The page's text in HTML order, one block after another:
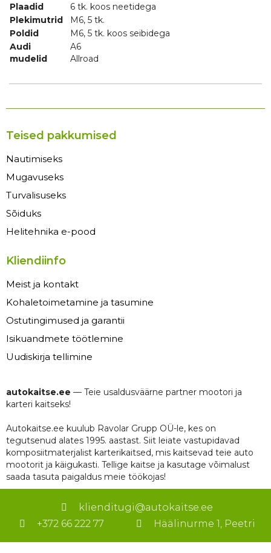
Plaadid
6 tk. koos neetidega
Plekimutrid
M6, 5 tk.
Poldid
M6, 5 tk. koos seibidega
Audi
mudelid
A6
Allroad
Teised pakkumised
Nautimiseks
Mugavuseks
Turvalisuseks
Sõiduks
Helitehnika e-pood
Kliendiinfo
Meist ja kontakt
Kohaletoimetamine ja tasumine
Ostutingimused ja garantii
Isikuandmete töötlemine
Uudiskirja tellimine
autokaitse.ee — Teie usaldusväärne partner mootori ja
karteri kaitseks!
Autokaitse.ee kuulub Ravolar Grupp OÜ-le, kes on
tegutsenud alates 1995. aastast. Siit leiate vastupidavad
komposiitmaterjalist karterikaitsed, mis kaitsevad teie auto
mootorit ja käigukasti. Tellige kaitse ja kasutage võimalust
saada tasuta paigaldus meie töökojas!
klienditugi@autokaitse.ee
+372 66 222 77
Häälinurme 1, Peetri